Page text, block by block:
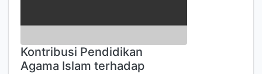
Kontribusi Pendidikan
Agama Islam terhadap